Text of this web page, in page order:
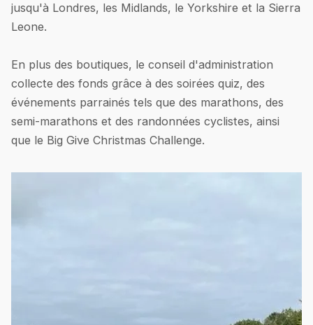
jusqu'à Londres, les Midlands, le Yorkshire et la Sierra
Leone.
En plus des boutiques, le conseil d'administration
collecte des fonds grâce à des soirées quiz, des
événements parrainés tels que des marathons, des
semi-marathons et des randonnées cyclistes, ainsi
que le Big Give Christmas Challenge.